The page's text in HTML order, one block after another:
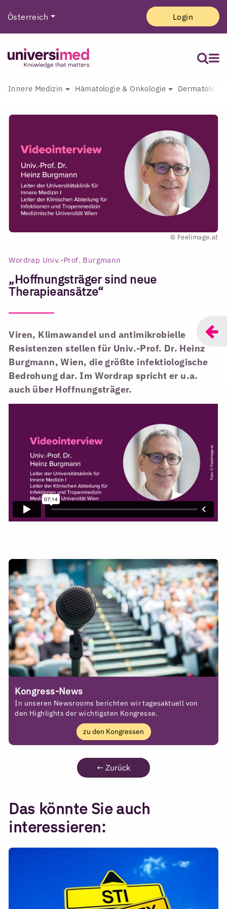
Österreich Login
Innere Medizin Hämatologie & Onkologie
© Feelimage.at
Wordrap Univ.-Prof. Burgmann
„Hoffnungsträger sind neue
Therapieansätze“
Viren, Klimawandel und antimikrobielle
Resistenzen stellen für Univ.-Prof. Dr. Heinz
Burgmann, Wien, die größte infektiologische
Bedrohung dar. Im Wordrap spricht er u.a.
auch über Hoffnungsträger.
Kongress-News
In unseren Newsrooms berichten wir tagesaktuell von
den Highlights der wichtigsten Kongresse.
zu den Kongressen
← Zurück
Das könnte Sie auch
interessieren: